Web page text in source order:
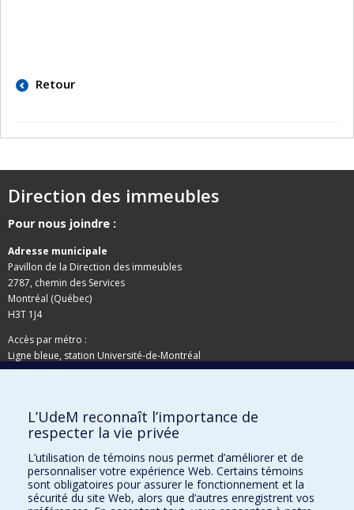
Retour
Direction des immeubles
Pour nous joindre :
Adresse municipale
Pavillon de la Direction des immeubles
2787, chemin des Services
Montréal (Québec)
H3T 1J4
Accès par métro :
Ligne bleue, station Université-de-Montréal
Pavillon de la Direction des immeubles
C.P. 6128, succursale Centre-ville
Montréal (Québec)
H3C 3J7
Besoin d'aide ?
L’UdeM reconnaît l’importance de
respecter la vie privée
L’utilisation de témoins nous permet d’améliorer et de
personnaliser votre expérience Web. Certains témoins
sont obligatoires pour assurer le fonctionnement et la
sécurité du site Web, alors que d’autres enregistrent vos